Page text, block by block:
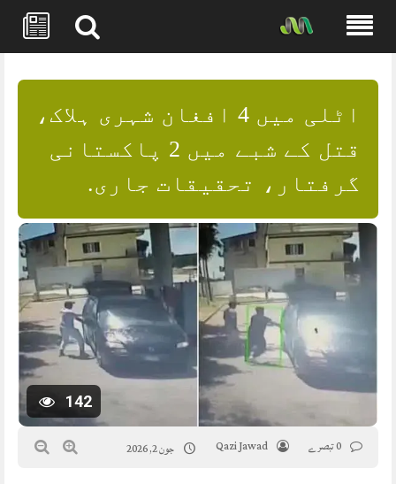
content
اٹلی میں 4 افغان شہری ہلاک،
قتل کے شبے میں 2 پاکستانی
گرفتار، تحقیقات جاری.
142
Qazi Jawad جون 2, 2026